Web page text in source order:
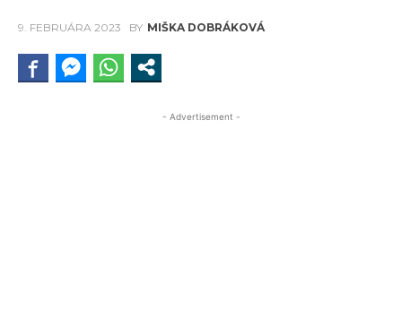
9. FEBRUÁRA 2023 BY MIŠKA DOBRÁKOVÁ
- Advertisement -